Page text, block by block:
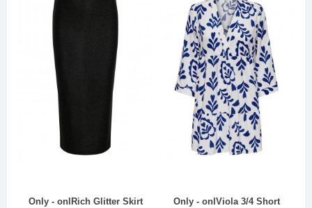
Only - onlRich Glitter Skirt
Only - onlViola 3/4 Short